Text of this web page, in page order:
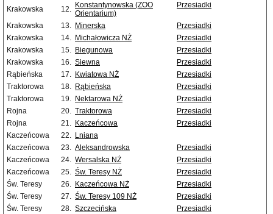
Krakowska
12. Konstantynowska (ZOO
Orientarium)
Przesiadki
Krakowska 13. Minerska
Przesiadki
Krakowska
14. Michałowicza NŻ
Przesiadki
Krakowska
15. Biegunowa
Przesiadki
Krakowska
16. Siewna
Przesiadki
Rąbieńska
17. Kwiatowa NŻ
Przesiadki
Traktorowa
18. Rąbieńska
Przesiadki
Traktorowa
19. Nektarowa NŻ
Przesiadki
Rojna
20. Traktorowa
Przesiadki
Rojna
21. Kaczeńcowa
Przesiadki
Kaczeńcowa
22. Lniana
Kaczeńcowa
23. Aleksandrowska
Przesiadki
Kaczeńcowa
24. Wersalska NŻ
Przesiadki
Kaczeńcowa
25. Św. Teresy NŻ
Przesiadki
Św. Teresy
26. Kaczeńcowa NŻ
Przesiadki
Św. Teresy
27. Św. Teresy 109 NŻ
Przesiadki
Św. Teresy
28. Szczecińska
Przesiadki